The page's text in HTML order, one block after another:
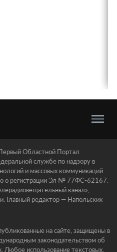
Областной Портал
службе по надзору в
и массовых коммуникаций
о регистрации Эл № 77ФС-62167.
канал»,
Главный редактор — Напольских
на сайте, защищены в
законодательством об
Любое использование текстовых,